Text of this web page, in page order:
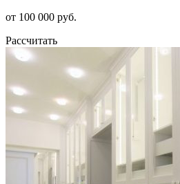
от 100 000 руб.
Рассчитать